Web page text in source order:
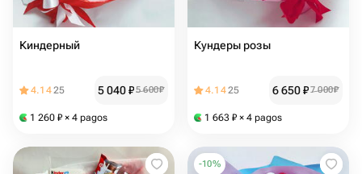
Киндерный
4.1425 5 040₽5 600₽
1 260 ₽ × 4 pagos
Кундеры розы
4.1425 6 650₽7 000₽
1 663 ₽ × 4 pagos
-10%